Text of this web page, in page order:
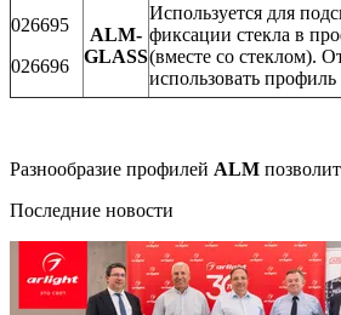
026695
026696
ALM-
GLASS
Используется для
фиксации стекла в
(вместе со стеклом).
использовать
Разнообразие профилей ALM
Последние новости